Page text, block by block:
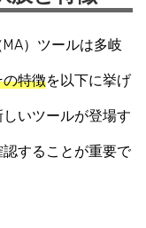
）ツールは多岐
の特徴を以下に挙げ
いツールが登場す
することが重要で